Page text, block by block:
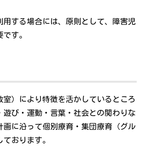
用する場合には、原則として、障害児
す。
室）により特徴を活かしているところ
遊び・運動・言葉・社会との関わりな
画に沿って個別療育・集団療育（グル
おります。